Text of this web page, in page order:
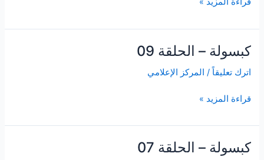
كبسولة – الحلقة 09
اترك تعليقاً / المركز الإعلامي
كبسولة
الحلقة
قراءة المزيد »
كبسولة – الحلقة 07
كبسولة